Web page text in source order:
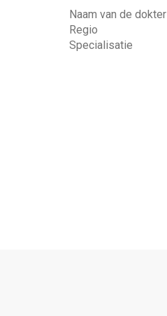
Naam van de dokter
Regio
Specialisatie